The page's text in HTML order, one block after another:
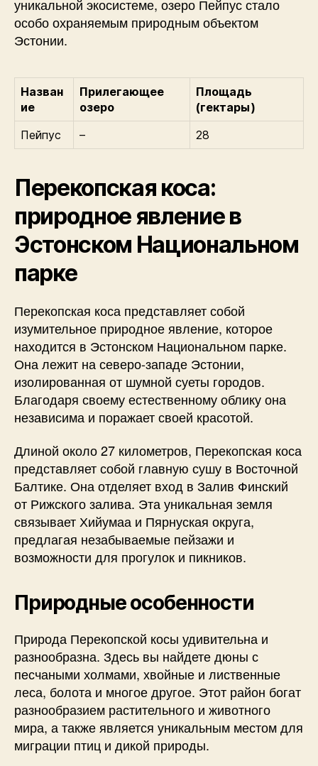
уникальной экосистеме, озеро Пейпус стало
особо охраняемым природным объектом
Эстонии.
Назван
ие
Прилегающее
озеро
Площадь
(гектары)
Пейпус
– 28
Перекопская коса:
природное явление в
Эстонском Национальном
парке
Перекопская коса представляет собой
изумительное природное явление, которое
находится в Эстонском Национальном парке.
Она лежит на северо-западе Эстонии,
изолированная от шумной суеты городов.
Благодаря своему естественному облику она
независима и поражает своей красотой.
Длиной около 27 километров, Перекопская коса
представляет собой главную сушу в Восточной
Балтике. Она отделяет вход в Залив Финский
от Рижского залива. Эта уникальная земля
связывает Хийумаа и Пярнуская округа,
предлагая незабываемые пейзажи и
возможности для прогулок и пикников.
Природные особенности
Природа Перекопской косы удивительна и
разнообразна. Здесь вы найдете дюны с
песчаными холмами, хвойные и лиственные
леса, болота и многое другое. Этот район богат
разнообразием растительного и животного
мира, а также является уникальным местом для
миграции птиц и дикой природы.